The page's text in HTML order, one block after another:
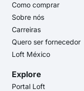
Como comprar
Sobre nós
Carreiras
Quero ser fornecedor
Loft México
Explore
Portal Loft